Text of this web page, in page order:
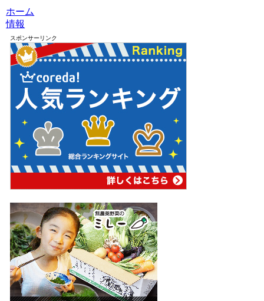
ホーム
情報
スポンサーリンク